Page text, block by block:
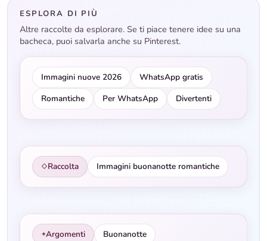
ESPLORA DI PIÙ
Altre raccolte da esplorare. Se ti piace tenere idee su una
bacheca, puoi salvarla anche su Pinterest.
Immagini nuove 2026
WhatsApp gratis
Romantiche
Per WhatsApp Divertenti
◇Raccolta Immagini buonanotte romantiche
✦Argomenti
Buonanotte